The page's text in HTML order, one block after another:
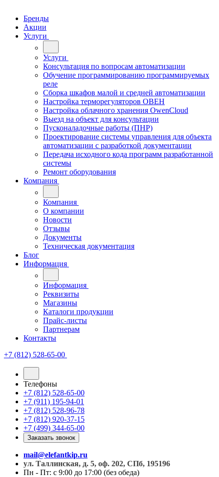
Бренды
Акции
Услуги
Услуги
Консультация по вопросам автоматизации
Обучение программированию программируемых
реле
Сборка шкафов малой и средней автоматизации
Настройка терморегуляторов ОВЕН
Настройка облачного хранения OwenCloud
Выезд на объект для консультации
Пусконаладочные работы (ПНР)
Проектирование системы управления для объекта
автоматизации с разработкой документации
Передача исходного кода программ разработанной
системы
Ремонт оборудования
Компания
Компания
О компании
Новости
Отзывы
Документы
Техническая документация
Блог
Информация
Информация
Реквизиты
Магазины
Каталоги продукции
Прайс-листы
Партнерам
Контакты
+7 (812) 528-65-00
Телефоны
+7 (812) 528-65-00
+7 (911) 195-94-01
+7 (812) 528-96-78
+7 (812) 920-37-15
+7 (499) 344-65-00
Заказать звонок
mail@elefantkip.ru
ул. Таллинская, д. 5, оф. 202, СПб, 195196
Пн - Пт: с 9:00 до 17:00 (без обеда)